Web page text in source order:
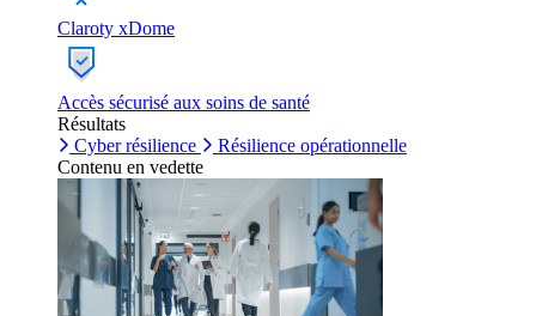
Claroty xDome
Accès sécurisé aux soins de santé
Résultats
Cyber résilience
Résilience opérationnelle
Contenu en vedette